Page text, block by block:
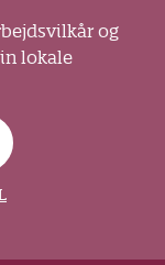
og
lokale